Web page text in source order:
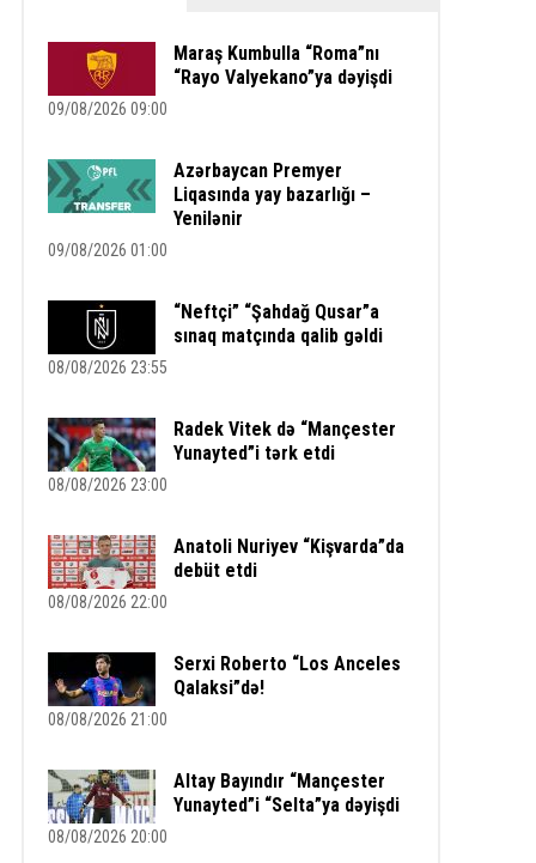
Maraş Kumbulla “Roma”nı
“Rayo Valyekano”ya dəyişdi
09/08/2026 09:00
Azərbaycan Premyer
Liqasında yay bazarlığı –
Yenilənir
09/08/2026 01:00
“Neftçi” “Şahdağ Qusar”a
sınaq matçında qalib gəldi
08/08/2026 23:55
Radek Vitek də “Mançester
Yunayted”i tərk etdi
08/08/2026 23:00
Anatoli Nuriyev “Kişvarda”da
debüt etdi
08/08/2026 22:00
Serxi Roberto “Los Anceles
Qalaksi”də!
08/08/2026 21:00
Altay Bayındır “Mançester
Yunayted”i “Selta”ya dəyişdi
08/08/2026 20:00